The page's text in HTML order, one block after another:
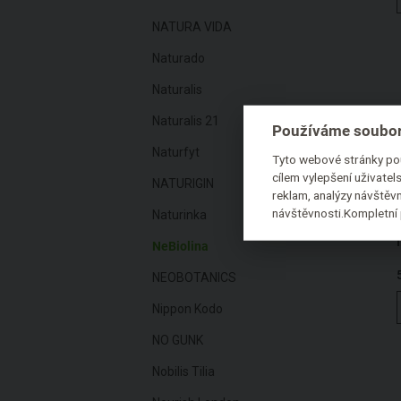
NATURA VIDA
Naturado
Naturalis
Naturalis 21
Naturfyt
NATURIGIN
Naturinka
NeBiolina
NEOBOTANICS
Nippon Kodo
NO GUNK
Nobilis Tilia
Používáme
Tyto webové stránky
cílem vylepšení
reklam, analýzy
návštěvnosti.Kompletní